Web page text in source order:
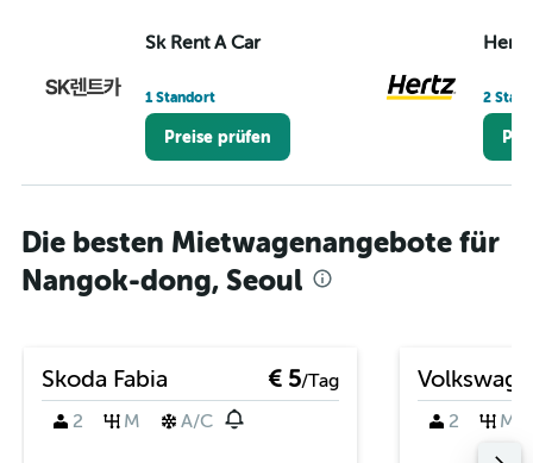
Sk Rent A Car
1 Standort
Preise prüfen
Hertz
2
Die besten Mietwagenangebote für
Nangok-dong, Seoul
Skoda Fabia € 5/Tag
2
M A/C 2 M